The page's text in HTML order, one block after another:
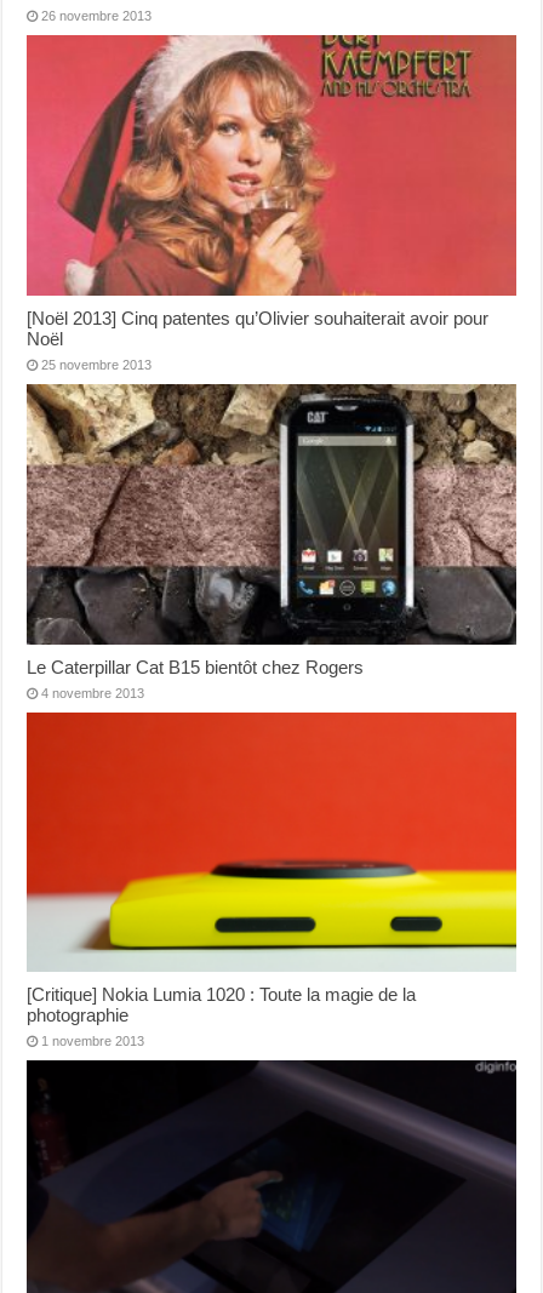
26 novembre 2013
[Noël 2013] Cinq patentes qu’Olivier souhaiterait avoir pour
Noël
25 novembre 2013
Le Caterpillar Cat B15 bientôt chez Rogers
4 novembre 2013
[Critique] Nokia Lumia 1020 : Toute la magie de la
photographie
1 novembre 2013